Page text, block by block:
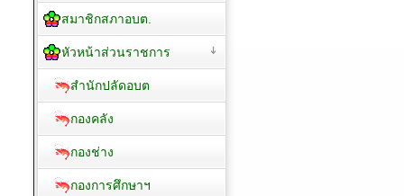
สมาชิกสภาอบต.
หัวหน้าส่วนราชการ
สำนักปลัดอบต
กองคลัง
กองช่าง
กองการศึกษาฯ